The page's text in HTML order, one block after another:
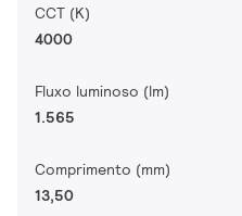
CCT (K)
4000
Fluxo luminoso (lm)
1.565
Comprimento (mm)
13,50